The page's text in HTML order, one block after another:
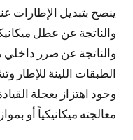
ينصح بتبديل الإطارات
والناتجة عن عطل
والناتجة عن ضرر داخلي
الطبقات اللينة
معالجته ميكانيكياً أو